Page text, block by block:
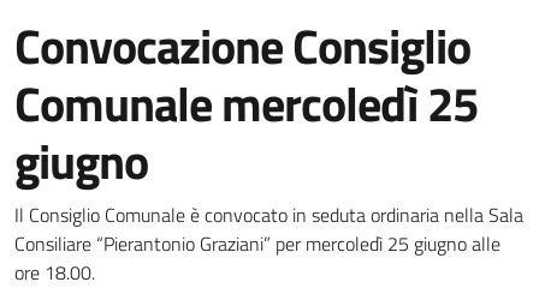
Convocazione Consiglio
Comunale mercoledì 25
giugno
Dettagli della notizia
Il Consiglio Comunale è convocato in seduta ordinaria nella Sala
Consiliare “Pierantonio Graziani” per mercoledì 25 giugno alle
ore 18.00.